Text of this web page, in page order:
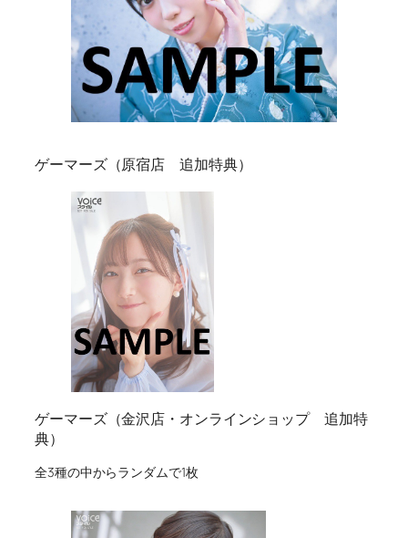
ゲーマーズ（原宿店 追加特典）
ゲーマーズ（金沢店・オンラインショップ 追加特
典）
全3種の中からランダムで1枚